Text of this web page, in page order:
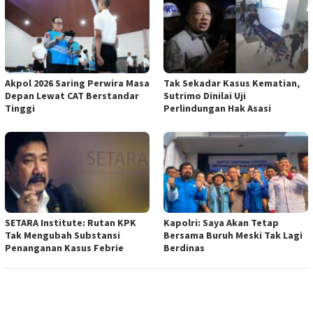
Akpol 2026 Saring Perwira Masa
Depan Lewat CAT Berstandar
Tinggi
Tak Sekadar Kasus Kematian,
Sutrimo Dinilai Uji
Perlindungan Hak Asasi
SETARA Institute: Rutan KPK
Tak Mengubah Substansi
Penanganan Kasus Febrie
Kapolri: Saya Akan Tetap
Bersama Buruh Meski Tak Lagi
Berdinas